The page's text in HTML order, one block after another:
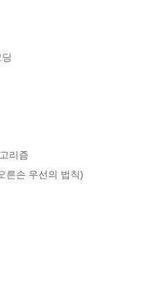
리즘
른손 우선의 법칙)